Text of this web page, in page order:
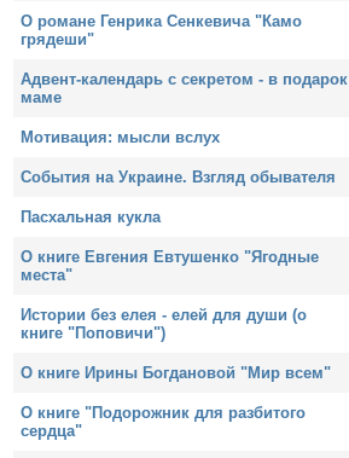
О романе Генрика Сенкевича "Камо
грядеши"
Адвент-календарь с секретом - в подарок
маме
Мотивация: мысли вслух
События на Украине. Взгляд обывателя
Пасхальная кукла
О книге Евгения Евтушенко "Ягодные
места"
Истории без елея - елей для души (о
книге "Поповичи")
О книге Ирины Богдановой "Мир всем"
О книге "Подорожник для разбитого
сердца"